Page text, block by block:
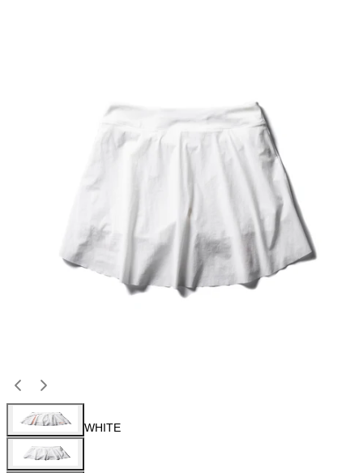
WHITE